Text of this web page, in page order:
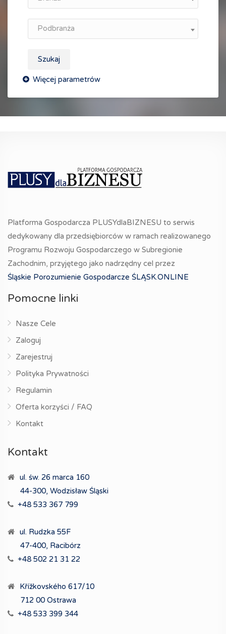
Podbranża
Szukaj
Platforma Gospodarcza PLUSYdlaBIZNESU to serwis
dedykowany dla przedsiębiorców w ramach realizowanego
Programu Rozwoju Gospodarczego w Subregionie
Zachodnim, przyjętego jako nadrzędny cel przez
Śląskie Porozumienie Gospodarcze ŚLĄSK.ONLINE
Pomocne linki
Nasze Cele
Zaloguj
Zarejestruj
Polityka Prywatności
Regulamin
Oferta korzyści / FAQ
Kontakt
Kontakt
ul. św. 26 marca 160
44-300, Wodzisław Śląski
+48 533 367 799
ul. Rudzka 55F
47-400, Racibórz
+48 502 21 31 22
Křížkovského 617/10
712 00 Ostrawa
+48 533 399 344